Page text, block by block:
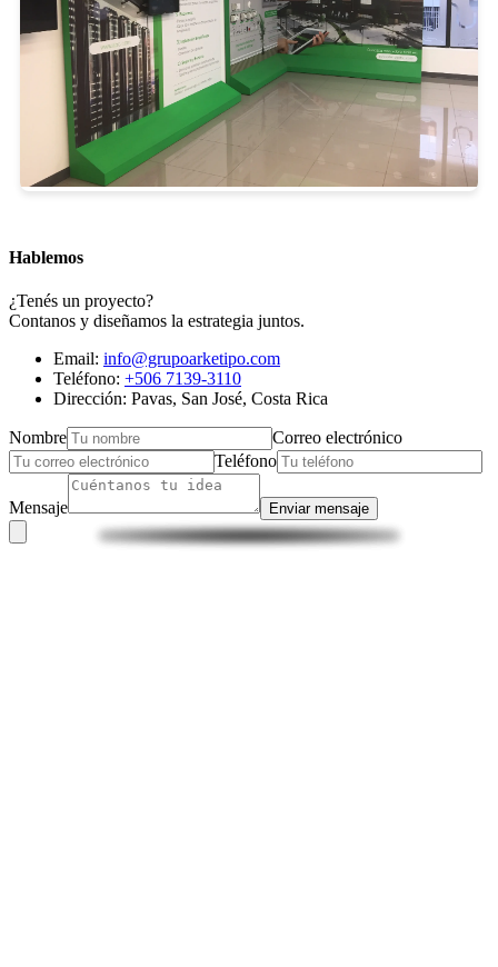
Hablemos
¿Tenés un proyecto?
Contanos y diseñamos la estrategia juntos.
Email: info@grupoarketipo.com
Teléfono: +506 7139-3110
Dirección: Pavas, San José, Costa Rica
Nombre
Correo electrónico
Teléfono
Mensaje Enviar mensaje